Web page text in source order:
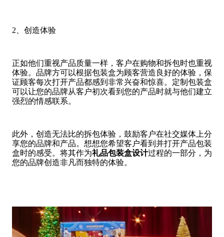
2、创造体验
正如他们重视产品质量一样，客户在购物和拆包时也重视
体验。品牌方可以根据包装盒为顾客营造良好的体验，保
证顾客每次打开产品都感到非常兴奋和惊喜。定制包装盒
可以让您的品牌从客户初次看到您的产品时就与他们建立
强烈的情感联系。
此外，创造无法比的拆包体验，鼓励客户在社交媒体上分
享您的品牌和产品。想想您希望客户看到并打开产品包装
盒时的感受。将其作为礼品包装盒设计过程的一部分，为
您的品牌创造非凡而独特的体验。